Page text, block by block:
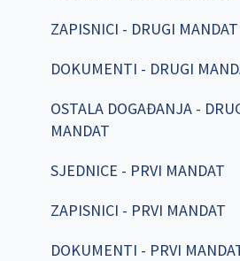
ZAPISNICI - DRUGI MANDAT
DOKUMENTI - DRUGI
OSTALA DOGAĐANJA -
MANDAT
SJEDNICE - PRVI MANDAT
ZAPISNICI - PRVI MANDAT
DOKUMENTI - PRVI